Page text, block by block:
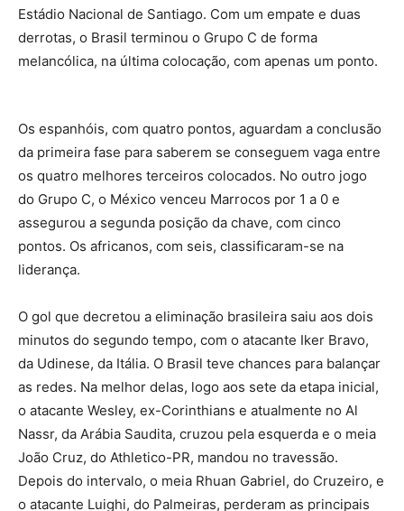
Estádio Nacional de Santiago. Com um empate e duas
derrotas, o Brasil terminou o Grupo C de forma
melancólica, na última colocação, com apenas um ponto.
Os espanhóis, com quatro pontos, aguardam a conclusão
da primeira fase para saberem se conseguem vaga entre
os quatro melhores terceiros colocados. No outro jogo
do Grupo C, o México venceu Marrocos por 1 a 0 e
assegurou a segunda posição da chave, com cinco
pontos. Os africanos, com seis, classificaram-se na
liderança.
O gol que decretou a eliminação brasileira saiu aos dois
minutos do segundo tempo, com o atacante Iker Bravo,
da Udinese, da Itália. O Brasil teve chances para balançar
as redes. Na melhor delas, logo aos sete da etapa inicial,
o atacante Wesley, ex-Corinthians e atualmente no Al
Nassr, da Arábia Saudita, cruzou pela esquerda e o meia
João Cruz, do Athletico-PR, mandou no travessão.
Depois do intervalo, o meia Rhuan Gabriel, do Cruzeiro, e
o atacante Luighi, do Palmeiras, perderam as principais